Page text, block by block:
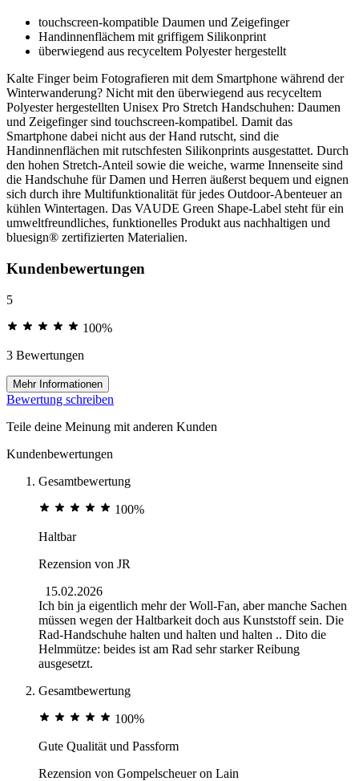
touchscreen-kompatible Daumen und Zeigefinger
Handinnenflächem mit griffigem Silikonprint
überwiegend aus recyceltem Polyester hergestellt
Kalte Finger beim Fotografieren mit dem Smartphone während der
Winterwanderung? Nicht mit den überwiegend aus recyceltem
Polyester hergestellten Unisex Pro Stretch Handschuhen: Daumen
und Zeigefinger sind touchscreen-kompatibel. Damit das
Smartphone dabei nicht aus der Hand rutscht, sind die
Handinnenflächen mit rutschfesten Silikonprints ausgestattet. Durch
den hohen Stretch-Anteil sowie die weiche, warme Innenseite sind
die Handschuhe für Damen und Herren äußerst bequem und eignen
sich durch ihre Multifunktionalität für jedes Outdoor-Abenteuer an
kühlen Wintertagen. Das VAUDE Green Shape-Label steht für ein
umweltfreundliches, funktionelles Produkt aus nachhaltigen und
bluesign® zertifizierten Materialien.
Kundenbewertungen
5
100%
3 Bewertungen
Mehr Informationen
Bewertung schreiben
Teile deine Meinung mit anderen Kunden
Kundenbewertungen
Gesamtbewertung
100%
Haltbar
Rezension von JR
15.02.2026
Ich bin ja eigentlich mehr der Woll-Fan, aber manche Sachen
müssen wegen der Haltbarkeit doch aus Kunststoff sein. Die
Rad-Handschuhe halten und halten und halten .. Dito die
Helmmütze: beides ist am Rad sehr starker Reibung
ausgesetzt.
Gesamtbewertung
100%
Gute Qualität und Passform
Rezension von Gompelscheuer on Lain